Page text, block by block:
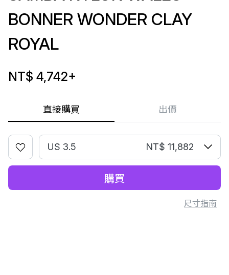
直接購買 出價
BONNER WONDER CLAY
ROYAL
NT$ 4,742+
US 3.5 NT$ 11,882
購買
尺寸指南